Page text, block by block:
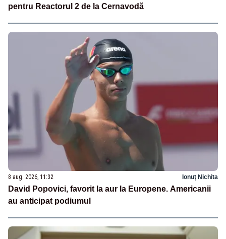
pentru Reactorul 2 de la Cernavodă
8 aug. 2026, 11:32 Ionuț Nichita
David Popovici, favorit la aur la Europene. Americanii
au anticipat podiumul